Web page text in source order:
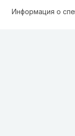
Информация о